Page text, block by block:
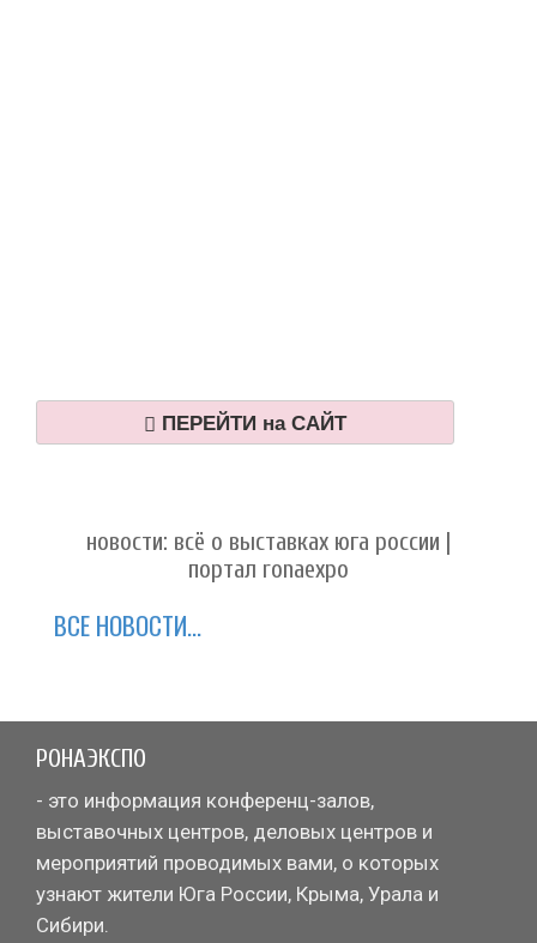
ПЕРЕЙТИ на САЙТ
новости: всё о выставках юга россии |
портал ronaexpo
ВСЕ НОВОСТИ...
РОНАЭКСПО
- это информация конференц-залов,
выставочных центров, деловых центров и
мероприятий проводимых вами, о которых
узнают жители Юга России, Крыма, Урала и
Сибири.